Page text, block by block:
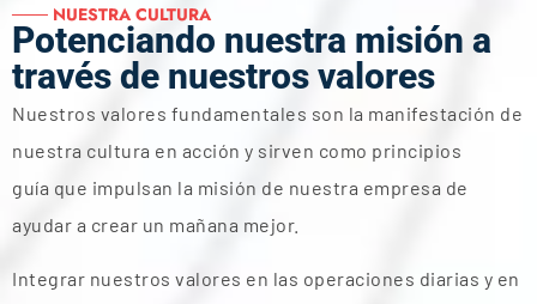
Nuestros Valores
Fundamentales
Nuestros valores son la base de nuestro éxito y
expansión
─── NUESTRA CULTURA
Potenciando nuestra misión a
través de nuestros valores
Nuestros valores fundamentales son la manifestación de
nuestra cultura en acción y sirven como principios
guía que impulsan la misión de nuestra empresa de
ayudar a crear un mañana mejor.
Integrar nuestros valores en las operaciones diarias y en